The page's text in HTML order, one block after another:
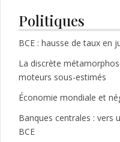
Politiques
BCE : hausse de taux en
La discrète
moteurs sous-estimés
Économie mondiale et
Banques centrales : vers
BCE